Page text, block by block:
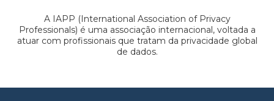
A IAPP (International Association of Privacy
Professionals) é uma associação internacional, voltada a
atuar com profissionais que tratam da privacidade global
de dados.